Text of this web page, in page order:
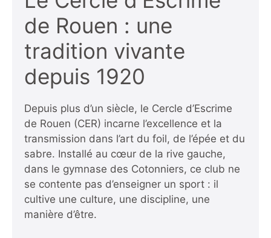
de Rouen : une
tradition vivante
depuis 1920
Depuis plus d’un siècle, le Cercle d’Escrime
de Rouen (CER) incarne l’excellence et la
transmission dans l’art du foil, de l’épée et du
sabre. Installé au cœur de la rive gauche,
dans le gymnase des Cotonniers, ce club ne
se contente pas d’enseigner un sport : il
cultive une culture, une discipline, une
manière d’être.